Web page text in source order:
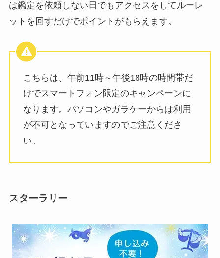
は鑑定を依頼しない日でもアクセスをしてルーレ
ットを回すだけでポイントがもらえます。
こちらは、午前11時～午後18時の時間帯だ
けでスマートフォン限定のキャンペーンに
なります。パソコンやガラケーからは利用
が不可となっていますのでご注意くださ
い。
スターラリー